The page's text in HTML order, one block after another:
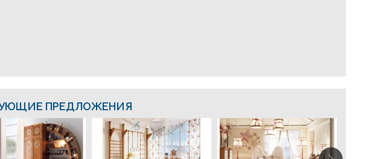
ПРЕДЛОЖЕНИЯ